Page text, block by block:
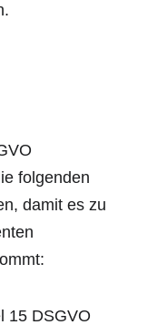
folgenden
damit es zu
15 DSGVO